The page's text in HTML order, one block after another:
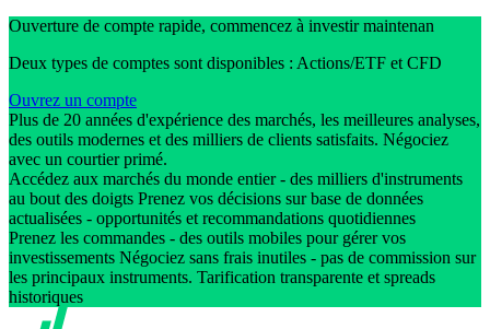
Ouverture de compte rapide, commencez à investir maintenan
Deux types de comptes sont disponibles : Actions/ETF et CFD
Ouvrez un compte
Plus de 20 années d'expérience des marchés, les meilleures analyses,
des outils modernes et des milliers de clients satisfaits. Négociez
avec un courtier primé.
Accédez aux marchés du monde entier - des milliers d'instruments
au bout des doigts Prenez vos décisions sur base de données
actualisées - opportunités et recommandations quotidiennes
Prenez les commandes - des outils mobiles pour gérer vos
investissements Négociez sans frais inutiles - pas de commission sur
les principaux instruments. Tarification transparente et spreads
historiques